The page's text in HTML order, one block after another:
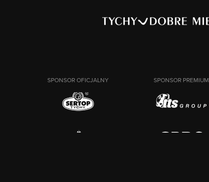
SPONSOR OFICJALNY SPONSOR PREMIUM